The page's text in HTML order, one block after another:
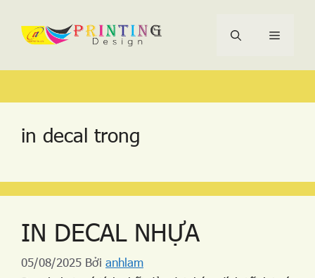
in decal trong
IN DECAL NHỰA
05/08/2025 Bởi anhlam